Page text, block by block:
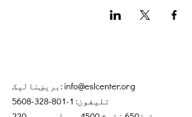
بریښنالیک:info@eslcenter.org
تلیفون: 1-801-328-5608